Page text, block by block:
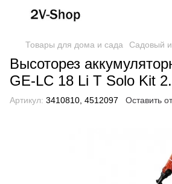
Товары для дома и сада Садовый
Высоторез
GE-LC 18 Li T Solo Kit
Артикул: 3410810, 4512097 Оставить